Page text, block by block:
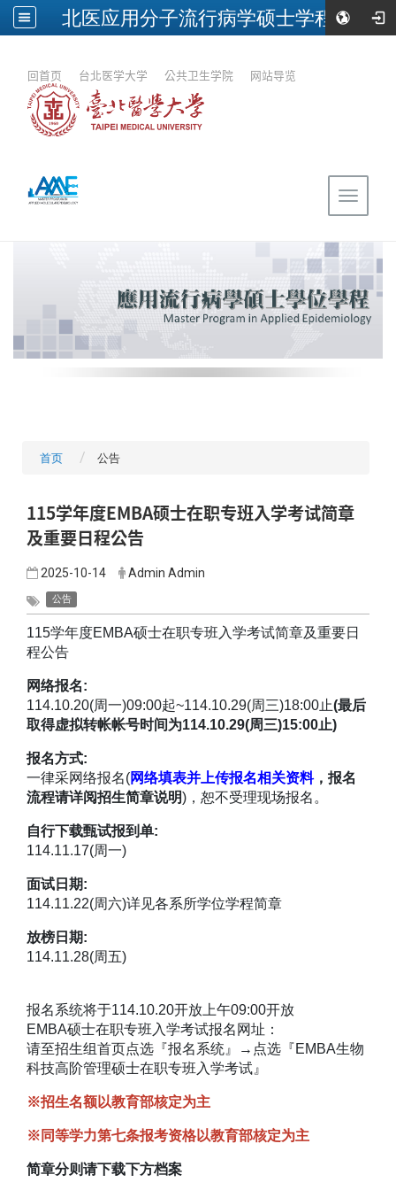
北医应用分子流行病学硕士学程
回首页 台北医学大学 公共卫生学院 网站导览
Toggle
首页 公告
115学年度EMBA硕士在职专班入学考试简章
及重要日程公告
2025-10-14 Admin Admin
公告
115学年度EMBA硕士在职专班入学考试简章及重要日
程公告
网络报名:
114.10.20(周一)09:00起~114.10.29(周三)18:00止(最后
取得虚拟转帐帐号时间为114.10.29(周三)15:00止)
报名方式:
一律采网络报名(网络填表并上传报名相关资料，报名
流程请详阅招生简章说明)，恕不受理现场报名。
自行下载甄试报到单:
114.11.17(周一)
面试日期:
114.11.22(周六)详见各系所学位学程简章
放榜日期:
114.11.28(周五)
报名系统将于114.10.20开放上午09:00开放
EMBA硕士在职专班入学考试报名网址：
请至招生组首页点选『报名系统』→点选『EMBA生物
科技高阶管理硕士在职专班入学考试』
※招生名额以教育部核定为主
※同等学力第七条报考资格以教育部核定为主
简章分则请下载下方档案